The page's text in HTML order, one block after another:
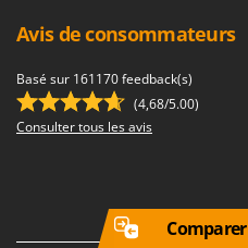
Avis de consommateurs
Basé sur 161170 feedback(s)
(4,68/5.00)
Consulter tous les avis
Comparer